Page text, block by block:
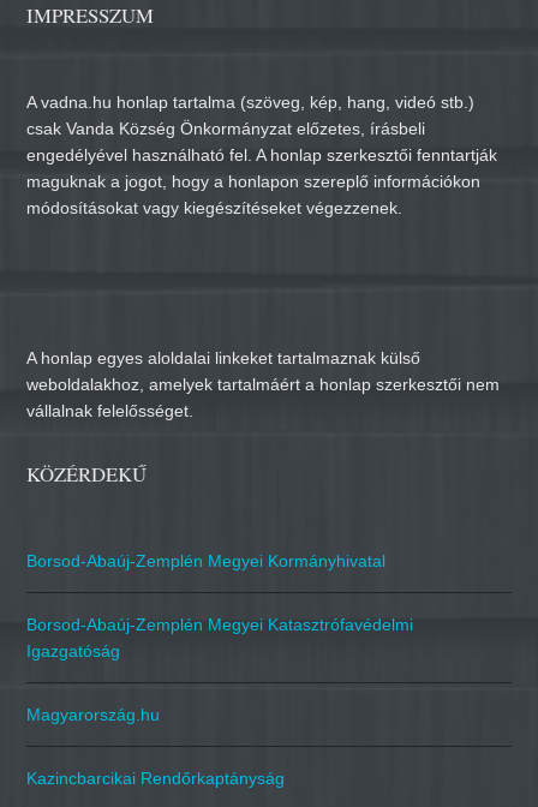
IMPRESSZUM
A vadna.hu honlap tartalma (szöveg, kép, hang, videó stb.)
csak Vanda Község Önkormányzat előzetes, írásbeli
engedélyével használható fel. A honlap szerkesztői fenntartják
maguknak a jogot, hogy a honlapon szereplő információkon
módosításokat vagy kiegészítéseket végezzenek.
A honlap egyes aloldalai linkeket tartalmaznak külső
weboldalakhoz, amelyek tartalmáért a honlap szerkesztői nem
vállalnak felelősséget.
KÖZÉRDEKŰ
Borsod-Abaúj-Zemplén Megyei Kormányhivatal
Borsod-Abaúj-Zemplén Megyei Katasztrófavédelmi
Igazgatóság
Magyarország.hu
Kazincbarcikai Rendőrkaptányság